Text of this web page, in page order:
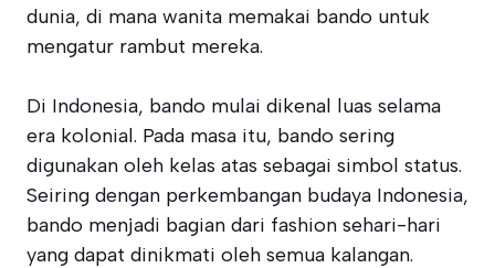
dunia, di mana wanita memakai bando untuk
mengatur rambut mereka.
Di Indonesia, bando mulai dikenal luas selama
era kolonial. Pada masa itu, bando sering
digunakan oleh kelas atas sebagai simbol status.
Seiring dengan perkembangan budaya Indonesia,
bando menjadi bagian dari fashion sehari-hari
yang dapat dinikmati oleh semua kalangan.